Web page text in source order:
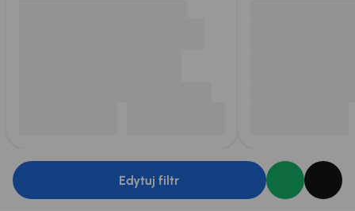
Edytuj filtr